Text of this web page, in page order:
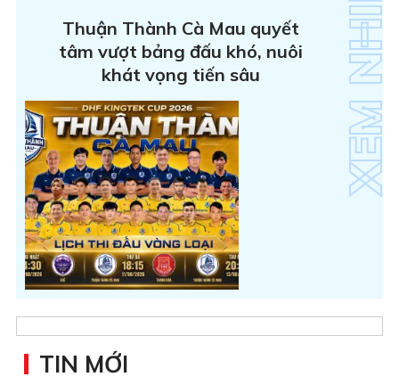
Thuận Thành Cà Mau quyết
tâm vượt bảng đấu khó, nuôi
khát vọng tiến sâu
TIN MỚI